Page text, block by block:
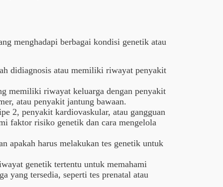
menghadapi berbagai kondisi genetik atau
didiagnosis atau memiliki riwayat penyakit
memiliki riwayat keluarga dengan penyakit
atau penyakit jantung bawaan.
2, penyakit kardiovaskular, atau gangguan
faktor risiko genetik dan cara mengelola
apakah harus melakukan tes genetik untuk
genetik tertentu untuk memahami
yang tersedia, seperti tes prenatal atau